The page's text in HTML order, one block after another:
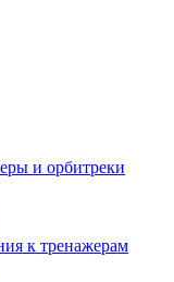
и орбитреки
к тренажерам